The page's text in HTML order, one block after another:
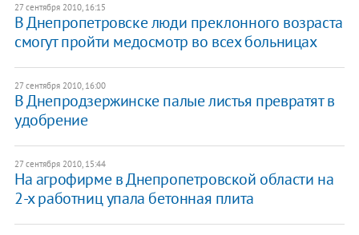
27 сентября 2010, 16:15
В Днепропетровске люди преклонного возраста
смогут пройти медосмотр во всех больницах
27 сентября 2010, 16:00
В Днепродзержинске палые листья превратят в
удобрение
27 сентября 2010, 15:44
На агрофирме в Днепропетровской области на
2-х работниц упала бетонная плита